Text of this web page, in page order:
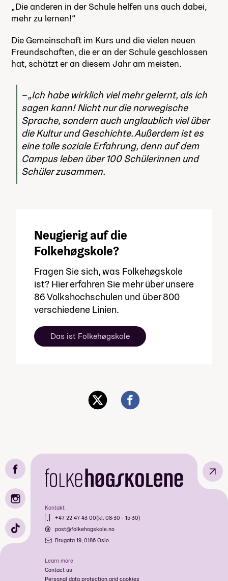
„Die anderen in der Schule helfen uns auch dabei,
mehr zu lernen!“
Die Gemeinschaft im Kurs und die vielen neuen
Freundschaften, die er an der Schule geschlossen
hat, schätzt er an diesem Jahr am meisten.
„Ich habe wirklich viel mehr gelernt, als ich
sagen kann! Nicht nur die norwegische
Sprache, sondern auch unglaublich viel über
die Kultur und Geschichte. Außerdem ist es
eine tolle soziale Erfahrung, denn auf dem
Campus leben über 100 Schülerinnen und
Schüler zusammen.
Neugierig auf die
Folkehøgskole?
Fragen Sie sich, was Folkehøgskole
ist? Hier erfahren Sie mehr über unsere
86 Volkshochschulen und über 800
verschiedene Linien.
Das ist Folkehøgskole
Kontakt
+47 22 47 43 00(kl. 08:30 - 15:30)
post@folkehogskole.no
Brugata 19, 0186 Oslo
Learn more
Contact us
Personal data protection and cookies
↗